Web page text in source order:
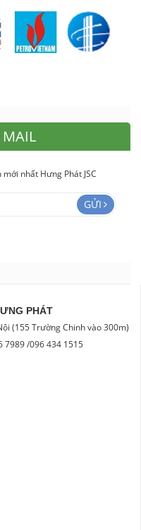
nhất Hưng Phát JSC
GỬI
PHÁT
(155 Trường Chinh vào 300m)
7989 /096 434 1515